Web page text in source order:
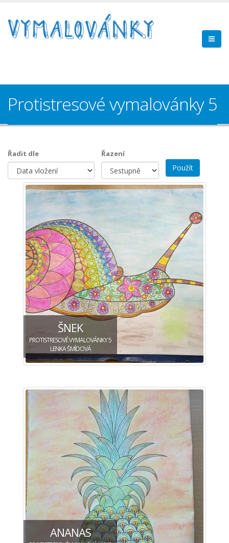
Protistresové vymalovánky 5
Řadit dle Řazení
ŠNEK
PROTISTRESOVÉ VYMALOVÁNKY 5
LENKA ŠMÍDOVÁ
ANANAS